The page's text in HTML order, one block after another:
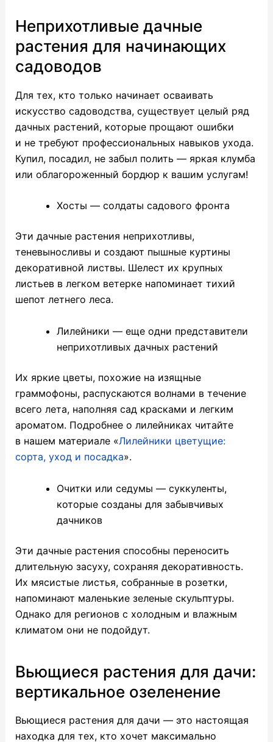
Неприхотливые дачные
растения для начинающих
садоводов
Для тех, кто только начинает осваивать
искусство садоводства, существует целый ряд
дачных растений, которые прощают ошибки
и не требуют профессиональных навыков ухода.
Купил, посадил, не забыл полить — яркая клумба
или облагороженный бордюр к вашим услугам!
Хосты — солдаты садового фронта
Эти дачные растения неприхотливы,
теневыносливы и создают пышные куртины
декоративной листвы. Шелест их крупных
листьев в легком ветерке напоминает тихий
шепот летнего леса.
Лилейники — еще одни представители
неприхотливых дачных растений
Их яркие цветы, похожие на изящные
граммофоны, распускаются волнами в течение
всего лета, наполняя сад красками и легким
ароматом. Подробнее о лилейниках читайте
в нашем материале «Лилейники цветущие:
сорта, уход и посадка».
Очитки или седумы — суккуленты,
которые созданы для забывчивых
дачников
Эти дачные растения способны переносить
длительную засуху, сохраняя декоративность.
Их мясистые листья, собранные в розетки,
напоминают маленькие зеленые скульптуры.
Однако для регионов с холодным и влажным
климатом они не подойдут.
Вьющиеся растения для дачи:
вертикальное озеленение
Вьющиеся растения для дачи — это настоящая
находка для тех, кто хочет максимально